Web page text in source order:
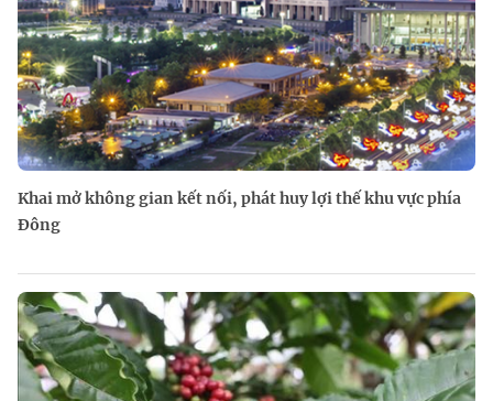
Khai mở không gian kết nối, phát huy lợi thế khu vực phía
Đông